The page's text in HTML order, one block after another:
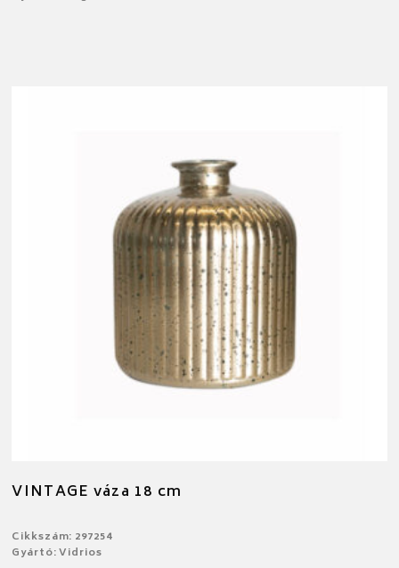
VINTAGE váza 18 cm
Cikkszám: 297254
Gyártó: Vidrios